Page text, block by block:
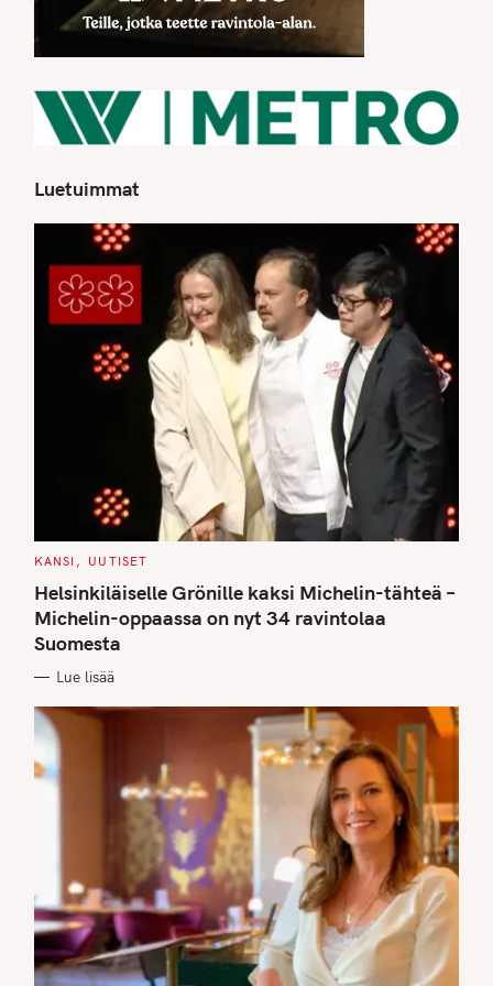
Luetuimmat
C
T
E
G
O
R
I
S
KANSI UUTISET
Helsinkiläiselle Grönille kaksi Michelin-tähteä –
Michelin-oppaassa on nyt 34 ravintolaa
Suomesta
Lue lisää